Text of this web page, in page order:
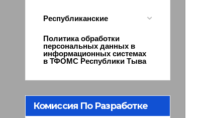
Республиканские
Политика обработки
персональных данных в
информационных системах
в ТФОМС Республики Тыва
Комиссия По Разработке